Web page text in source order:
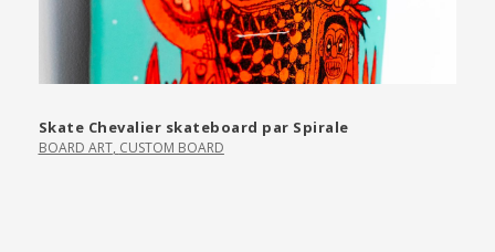
Skate Chevalier skateboard par Spirale
BOARD ART, CUSTOM BOARD